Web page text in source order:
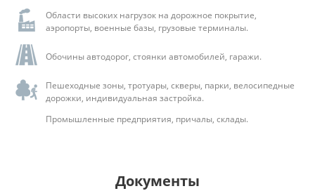
Области высоких нагрузок на дорожное покрытие,
аэропорты, военные базы, грузовые терминалы.
Обочины автодорог, стоянки автомобилей, гаражи.
Пешеходные зоны, тротуары, скверы, парки, велосипедные
дорожки, индивидуальная застройка.
Промышленные предприятия, причалы, склады.
Документы